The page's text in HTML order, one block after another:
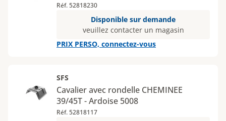
Réf. 52818230
Disponible sur demande
veuillez contacter un magasin
PRIX PERSO, connectez-vous
SFS
Cavalier avec rondelle CHEMINEE
39/45T - Ardoise 5008
Réf. 52818117